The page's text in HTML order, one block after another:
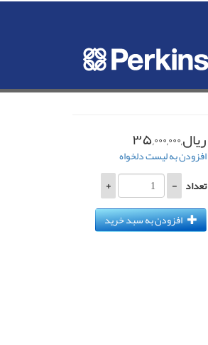
ریال,۳۵,۰۰۰,۰۰۰
افزودن به لیست دلخواه
تعداد -
+
افزودن به سبد خرید